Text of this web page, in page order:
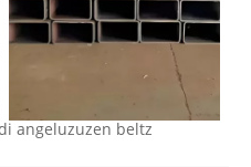
angeluzuzen beltz